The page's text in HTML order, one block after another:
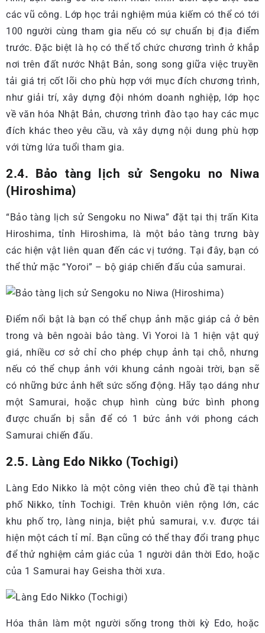
các vũ công. Lớp học trải nghiệm múa kiếm có thể có tới
100 người cùng tham gia nếu có sự chuẩn bị địa điểm
trước. Đặc biệt là họ có thể tổ chức chương trình ở khắp
nơi trên đất nước Nhật Bản, song song giữa việc truyền
tải giá trị cốt lõi cho phù hợp với mục đích chương trình,
như giải trí, xây dựng đội nhóm doanh nghiệp, lớp học
về văn hóa Nhật Bản, chương trình đào tạo hay các mục
đích khác theo yêu cầu, và xây dựng nội dung phù hợp
với từng lứa tuổi tham gia.
2.4. Bảo tàng lịch sử Sengoku no Niwa
(Hiroshima)
“Bảo tàng lịch sử Sengoku no Niwa” đặt tại thị trấn Kita
Hiroshima, tỉnh Hiroshima, là một bảo tàng trưng bày
các hiện vật liên quan đến các vị tướng. Tại đây, bạn có
thể thử mặc “Yoroi” – bộ giáp chiến đấu của samurai.
Điểm nổi bật là bạn có thể chụp ảnh mặc giáp cả ở bên
trong và bên ngoài bảo tàng. Vì Yoroi là 1 hiện vật quý
giá, nhiều cơ sở chỉ cho phép chụp ảnh tại chỗ, nhưng
nếu có thể chụp ảnh với khung cảnh ngoài trời, bạn sẽ
có những bức ảnh hết sức sống động. Hãy tạo dáng như
một Samurai, hoặc chụp hình cùng bức bình phong
được chuẩn bị sẵn để có 1 bức ảnh với phong cách
Samurai chiến đấu.
2.5. Làng Edo Nikko (Tochigi)
Làng Edo Nikko là một công viên theo chủ đề tại thành
phố Nikko, tỉnh Tochigi. Trên khuôn viên rộng lớn, các
khu phố trọ, làng ninja, biệt phủ samurai, v.v. được tái
hiện một cách tỉ mỉ. Bạn cũng có thể thay đổi trang phục
để thử nghiệm cảm giác của 1 người dân thời Edo, hoặc
của 1 Samurai hay Geisha thời xưa.
Hóa thân làm một người sống trong thời kỳ Edo, hoặc